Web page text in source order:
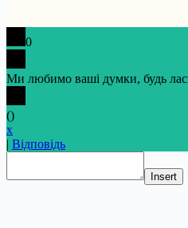
0
Ми любимо ваші думки, будь
()
x
| Відповідь
Insert